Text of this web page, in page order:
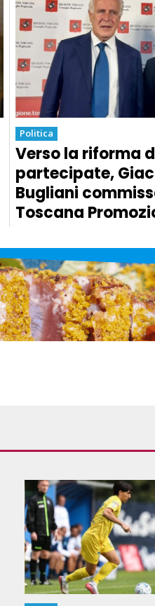
Politica
Verso la riforma
partecipate,
Bugliani
Toscana